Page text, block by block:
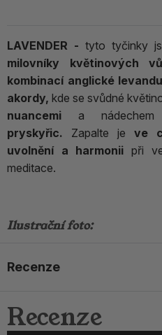
LAVENDER - tyto tyčinky
milovníky květinových
kombinací anglické
akordy, kde se svůdné
nuancemi a
pryskyřic. Zapalte je ve
uvolnění a harmonii při
meditace.
Ilustrační foto:
Recenze
Recenze